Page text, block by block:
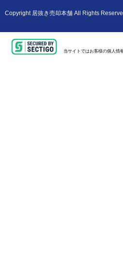
Copyright 居抜き売却本舗 All Rights
当サイトではお客様の個人情